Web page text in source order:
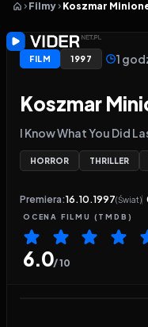
Filmy Koszmar
FILM 1997 1
Koszmar
I Know What You Did
HORROR THRILLER
Premiera:16.10.1997(Świat)
OCENA FILMU (TMDB)
6.0/ 10